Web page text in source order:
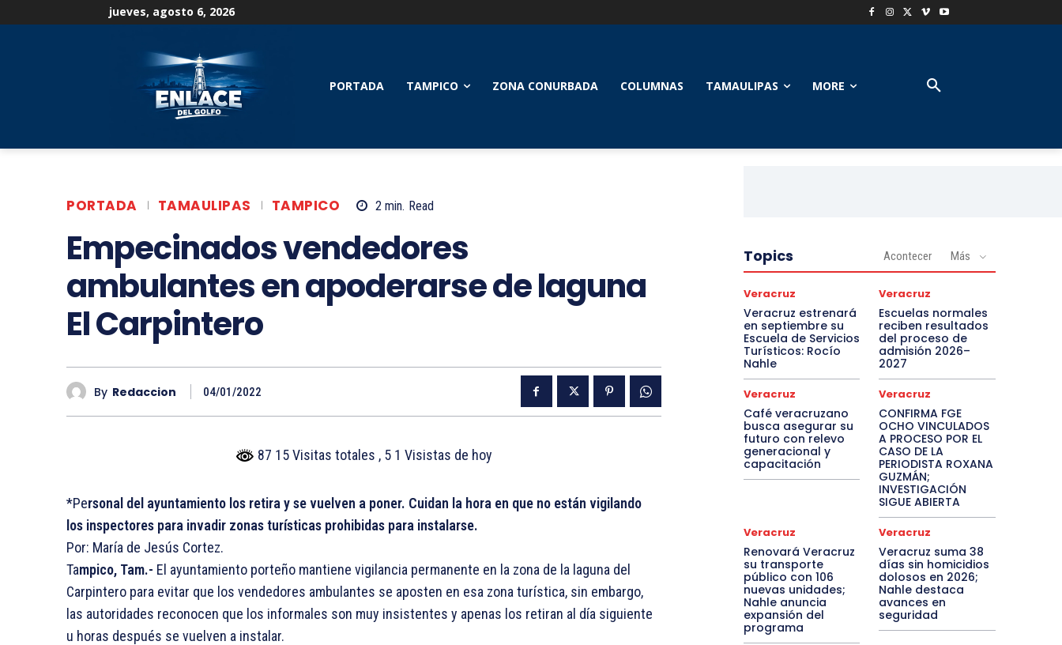
jueves, agosto 6, 2026
PORTADA TAMPICO ZONA CONURBADA COLUMNAS TAMAULIPAS MORE
PORTADA TAMAULIPAS TAMPICO 2 min. Read
Empecinados vendedores
ambulantes en apoderarse de laguna
El Carpintero
By Redaccion 04/01/2022
87 15 Visitas totales , 5 1 Visistas de hoy
*Personal del ayuntamiento los retira y se vuelven a poner. Cuidan la hora en que no están vigilando
los inspectores para invadir zonas turísticas prohibidas para instalarse.
Por: María de Jesús Cortez.
Tampico, Tam.- El ayuntamiento porteño mantiene vigilancia permanente en la zona de la laguna del
Carpintero para evitar que los vendedores ambulantes se aposten en esa zona turística, sin embargo,
las autoridades reconocen que los informales son muy insistentes y apenas los retiran al día siguiente
u horas después se vuelven a instalar.
Topics Acontecer Más
Veracruz
Veracruz estrenará
en septiembre su
Escuela de Servicios
Turísticos: Rocío
Nahle
Veracruz
Escuelas normales
reciben resultados
del proceso de
admisión 2026–
2027
Veracruz
Café veracruzano
busca asegurar su
futuro con relevo
generacional y
capacitación
Veracruz
CONFIRMA FGE
OCHO VINCULADOS
A PROCESO POR EL
CASO DE LA
PERIODISTA ROXANA
GUZMÁN;
INVESTIGACIÓN
SIGUE ABIERTA
Veracruz
Renovará Veracruz
su transporte
público con 106
nuevas unidades;
Nahle anuncia
expansión del
programa
Veracruz
Veracruz suma 38
días sin homicidios
dolosos en 2026;
Nahle destaca
avances en
seguridad